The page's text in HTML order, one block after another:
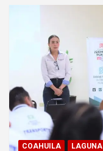
COAHUILA LAGUNA